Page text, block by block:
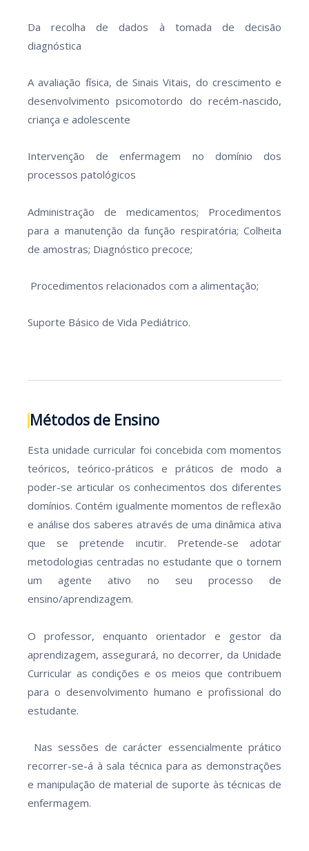
Da recolha de dados à tomada de decisão
diagnóstica
A avaliação física, de Sinais Vitais, do crescimento e
desenvolvimento psicomotordo do recém-nascido,
criança e adolescente
Intervenção de enfermagem no domínio dos
processos patológicos
Administração de medicamentos; Procedimentos
para a manutenção da função respiratória; Colheita
de amostras; Diagnóstico precoce;
Procedimentos relacionados com a alimentação;
Suporte Básico de Vida Pediátrico.
Métodos de Ensino
Esta unidade curricular foi concebida com momentos
teóricos, teórico-práticos e práticos de modo a
poder-se articular os conhecimentos dos diferentes
domínios. Contém igualmente momentos de reflexão
e análise dos saberes através de uma dinâmica ativa
que se pretende incutir. Pretende-se adotar
metodologias centradas no estudante que o tornem
um agente ativo no seu processo de
ensino/aprendizagem.
O professor, enquanto orientador e gestor da
aprendizagem, assegurará, no decorrer, da Unidade
Curricular as condições e os meios que contribuem
para o desenvolvimento humano e profissional do
estudante.
Nas sessões de carácter essencialmente prático
recorrer-se-á à sala técnica para as demonstrações
e manipulação de material de suporte às técnicas de
enfermagem.